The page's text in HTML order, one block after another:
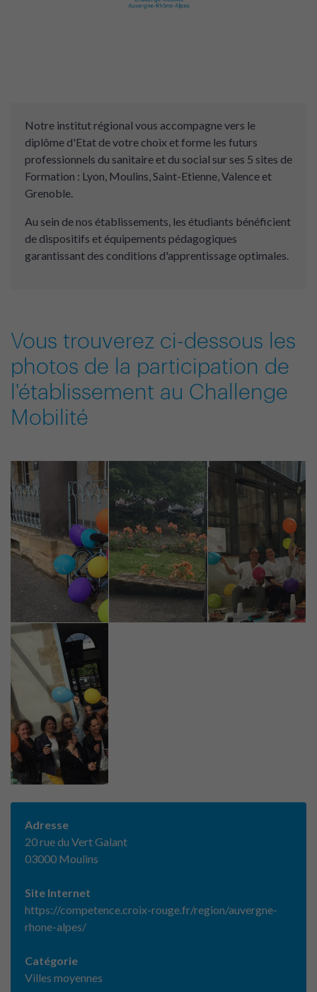
Notre institut régional vous accompagne vers le
diplôme d'Etat de votre choix et forme les futurs
professionnels du sanitaire et du social sur ses 5 sites de
Formation : Lyon, Moulins, Saint-Etienne, Valence et
Grenoble.
Au sein de nos établissements, les étudiants bénéficient
de dispositifs et équipements pédagogiques
garantissant des conditions d'apprentissage optimales.
Vous trouverez ci-dessous les
photos de la participation de
l'établissement au Challenge
Mobilité
Adresse
20 rue du Vert Galant
03000 Moulins
Site Internet
https://competence.croix-rouge.fr/region/auvergne-
rhone-alpes/
Catégorie
Villes moyennes